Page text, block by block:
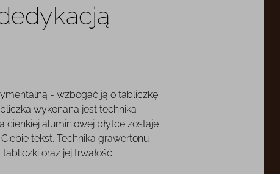
- wzbogać ją o tabliczkę
wykonana jest techniką
cienkiej aluminiowej płytce zostaje
tekst. Technika grawertonu
oraz jej trwałość.